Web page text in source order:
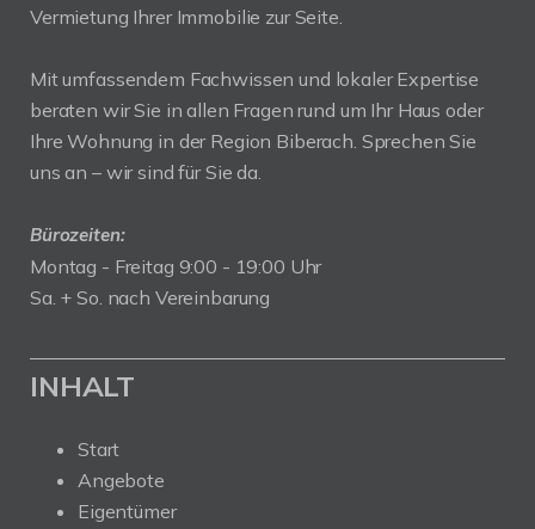
Vermietung Ihrer Immobilie zur Seite.
Mit umfassendem Fachwissen und lokaler Expertise
beraten wir Sie in allen Fragen rund um Ihr Haus oder
Ihre Wohnung in der Region Biberach. Sprechen Sie
uns an – wir sind für Sie da.
Bürozeiten:
Montag - Freitag 9:00 - 19:00 Uhr
Sa. + So. nach Vereinbarung
INHALT
Start
Angebote
Eigentümer